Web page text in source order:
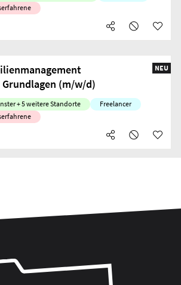
NEU
(m/w/d)
+ 5 weitere Standorte
Freelancer